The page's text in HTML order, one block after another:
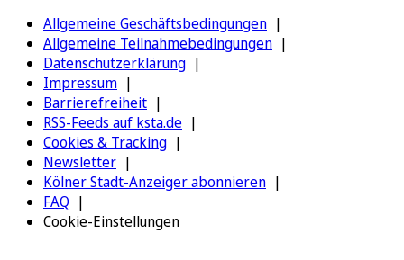
Allgemeine Geschäftsbedingungen
Allgemeine Teilnahmebedingungen
Datenschutzerklärung
Impressum
Barrierefreiheit
RSS-Feeds auf ksta.de
Cookies & Tracking
Newsletter
Kölner Stadt-Anzeiger abonnieren
FAQ
Cookie-Einstellungen